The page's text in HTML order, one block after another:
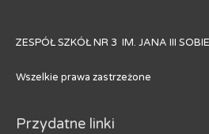
ZESPÓŁ SZKÓŁ NR 3 IM. JANA III
Wszelkie prawa zastrzeżone
Przydatne linki